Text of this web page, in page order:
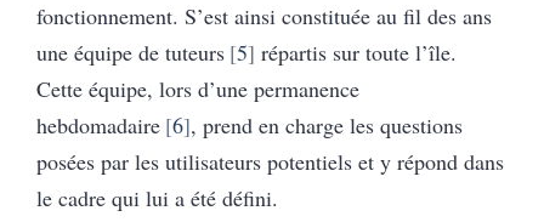
fonctionnement. S’est ainsi constituée au fil des ans
une équipe de tuteurs 5 répartis sur toute l’île.
Cette équipe, lors d’une permanence
hebdomadaire 6 , prend en charge les questions
posées par les utilisateurs potentiels et y répond dans
le cadre qui lui a été défini.